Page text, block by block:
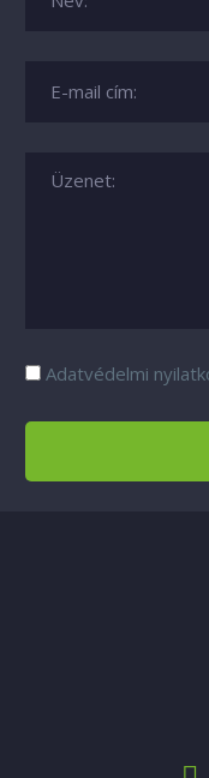
Adatvédelmi